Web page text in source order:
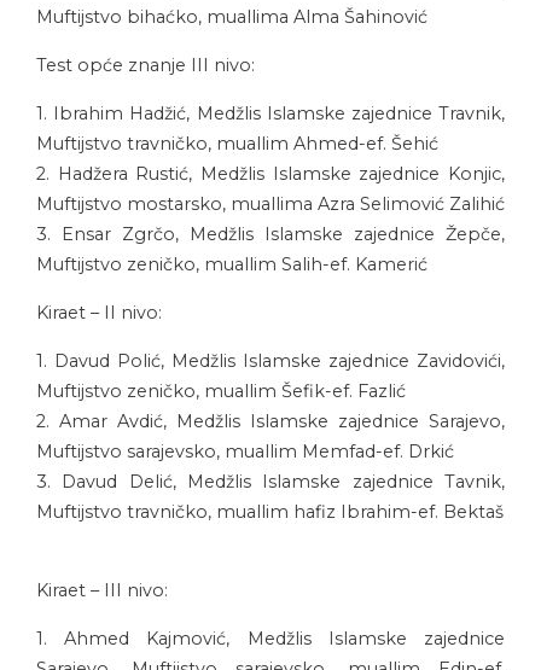
Muftijstvo bihaćko, muallima Alma Šahinović
Test opće znanje III nivo:
1. Ibrahim Hadžić, Medžlis Islamske zajednice Travnik,
Muftijstvo travničko, muallim Ahmed-ef. Šehić
2. Hadžera Rustić, Medžlis Islamske zajednice Konjic,
Muftijstvo mostarsko, muallima Azra Selimović Zalihić
3. Ensar Zgrčo, Medžlis Islamske zajednice Žepče,
Muftijstvo zeničko, muallim Salih-ef. Kamerić
Kiraet – II nivo:
1. Davud Polić, Medžlis Islamske zajednice Zavidovići,
Muftijstvo zeničko, muallim Šefik-ef. Fazlić
2. Amar Avdić, Medžlis Islamske zajednice Sarajevo,
Muftijstvo sarajevsko, muallim Memfad-ef. Drkić
3. Davud Delić, Medžlis Islamske zajednice Tavnik,
Muftijstvo travničko, muallim hafiz Ibrahim-ef. Bektaš
Kiraet – III nivo:
1. Ahmed Kajmović, Medžlis Islamske zajednice